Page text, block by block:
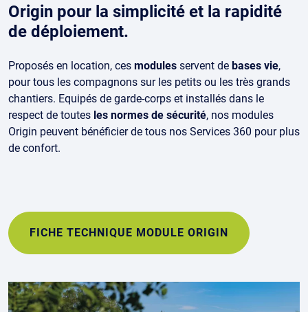
Origin pour la simplicité et la rapidité
de déploiement.
Proposés en location, ces modules servent de bases vie,
pour tous les compagnons sur les petits ou les très grands
chantiers. Equipés de garde-corps et installés dans le
respect de toutes les normes de sécurité, nos modules
Origin peuvent bénéficier de tous nos Services 360 pour plus
de confort.
FICHE TECHNIQUE MODULE ORIGIN